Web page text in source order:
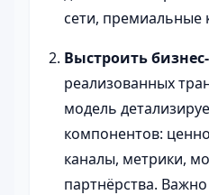
сети, премиальные
Выстроить
реализованных
модель
компонентов:
каналы, метрики,
партнёрства.